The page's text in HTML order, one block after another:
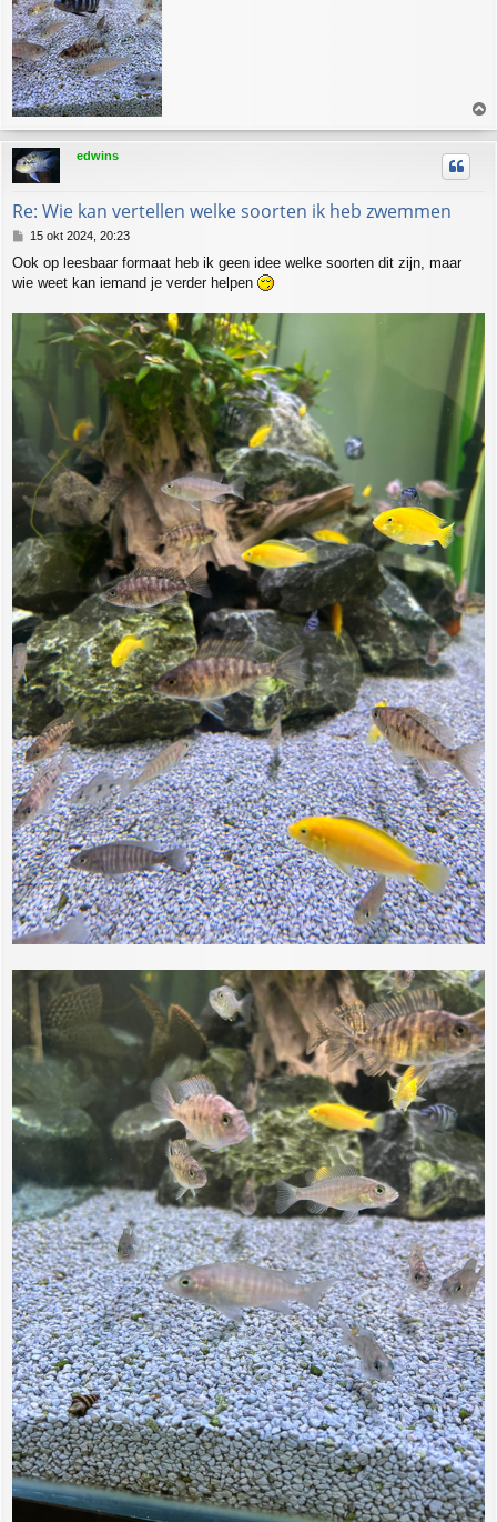
h
edwins
Re: Wie kan vertellen welke soorten ik heb zwemmen
B
r
i
h
15 okt 2024, 20:23
Ook op leesbaar formaat heb ik geen idee welke soorten dit zijn, maar
wie weet kan iemand je verder helpen